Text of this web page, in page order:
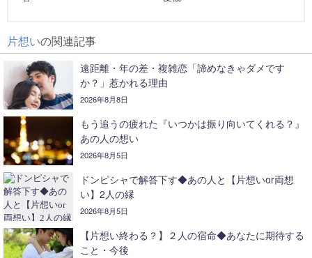
片想いの関連記事
遠距離・年の差・複雑恋「諦めなきゃダメです
か？」惹かれる理由
2026年8月8日
もう追うの疲れた『いつかは振り向いてくれる？』
あの人の想い
2026年8月5日
ドンピシャで解答下す◆あの人と【片想いor両想
い】2人の縁
2026年8月5日
【片想い終わる？】２人の宿命◆あなたに期待する
こと・今後